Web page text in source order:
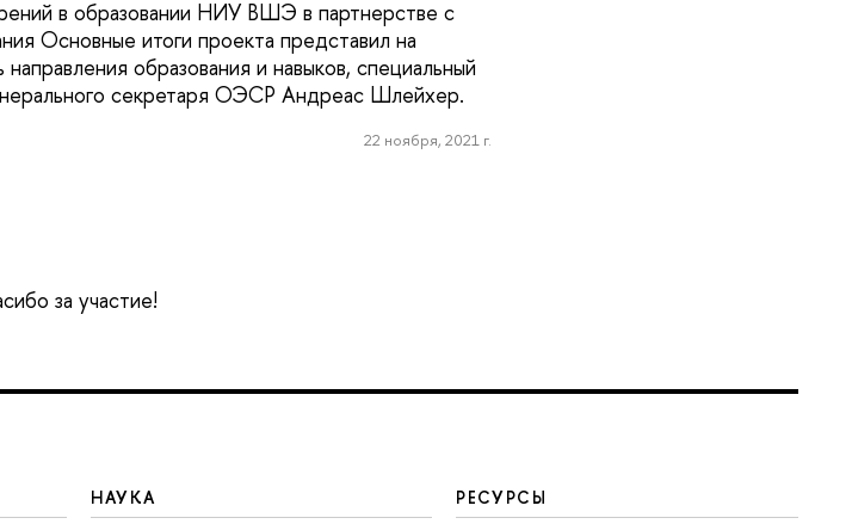
в образовании НИУ ВШЭ в партнерстве с
Основные итоги проекта представил на
образования и навыков, специальный
секретаря ОЭСР Андреас Шлейхер.
22 ноября, 2021 г.
за участие!
НАУКА
РЕСУРСЫ